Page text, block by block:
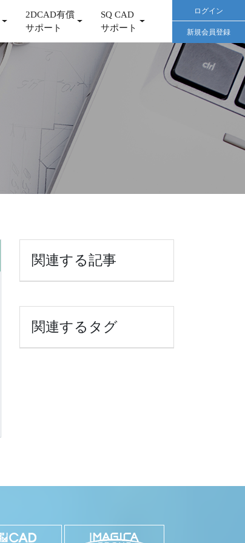
2DCAD有償
サポート
SQ CAD
サポート
ログイン
新規会員登録
関連する記事
関連するタグ